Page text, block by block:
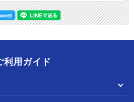
利用ガイド